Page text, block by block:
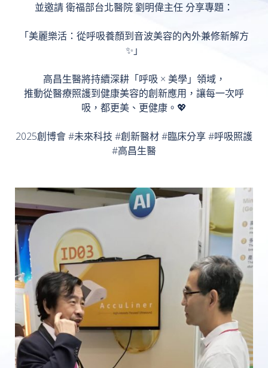
並邀請 衛福部台北醫院 劉明偉主任 分享專題：
「美麗樂活：從呼吸養顏到音波美容的內外兼修新解方
✨」
高昌生醫將持續深耕「呼吸 × 美學」領域，
推動從醫療照護到健康美容的創新應用，讓每一次呼
吸，都更美、更健康。💖
2025創博會 #未來科技 #創新醫材 #臨床分享 #呼吸照護
#高昌生醫